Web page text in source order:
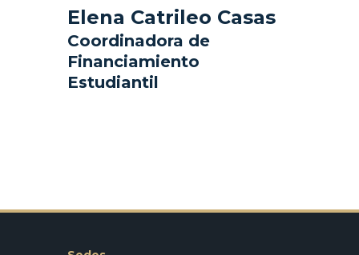
Elena Catrileo Casas
Coordinadora de
Financiamiento
Estudiantil